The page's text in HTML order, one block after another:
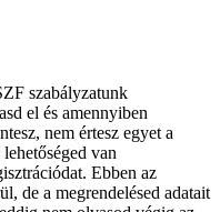
szabályzatunk
el és amennyiben
nem értesz egyet a
van
Ebben az
de a megrendelésed adatait